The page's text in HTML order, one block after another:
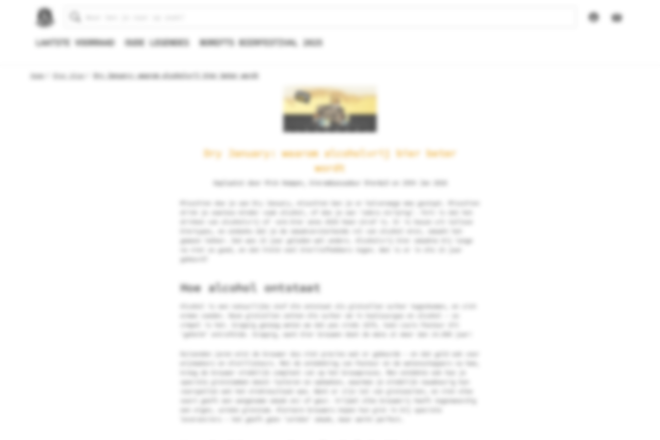
Zoeken
LAATSTE VOORRAAD OUDE LEGENDES BOREFTS BIERFESTIVAL 2025
Home Bier blog Dry January: waarom alcoholvrij bier beter wordt
Dry January: waarom alcoholvrij bier beter
wordt
Geplaatst door Rick Kempen, bierambassadeur Bier&cO on 29th Jan 2026
Misschien doe je aan Dry January, misschien ben je er halverwege mee gestopt. Misschien
gewoon lekker. Dat was 15 jaar geleden wel anders. Alcoholvrij bier smaakte bij lange
na niet zo goed, en dat hield veel bierliefhebbers tegen. Wat is er in die 15 jaar
gebeurd?
Hoe alcohol ontstaat
Alcohol is een natuurlijke stof die ontstaat als gistcellen suiker tegenkomen, en zich
ermee voeden. Deze gistcellen zetten die suiker om in koolzuurgas en alcohol – zo
simpel is het. Grappig genoeg weten we dat pas sinds 1876, toen Louis Pasteur dit
‘geheim’ ontrafelde. Grappig, want bier brouwen doet de mens al meer dan 14.000 jaar!
Duizenden jaren wist de brouwer dus niet precies wat er gebeurde – en dat gold ook voor
kreeg de brouwer eindelijk compleet vat op het brouwproces. Men ontdekte ook hoe je
speciale giststammen moest isoleren en opkweken, waarmee je eindelijk nauwkeurig kon
soort geeft een aangename smaak en/ of geur. Vrijwel elke brouwerij heeft tegenwoordig
een eigen, unieke giststam. Kleinere brouwers kopen hun gist in bij speciale
leveranciers – het geeft geen ‘unieke’ smaak, maar werkt perfect.